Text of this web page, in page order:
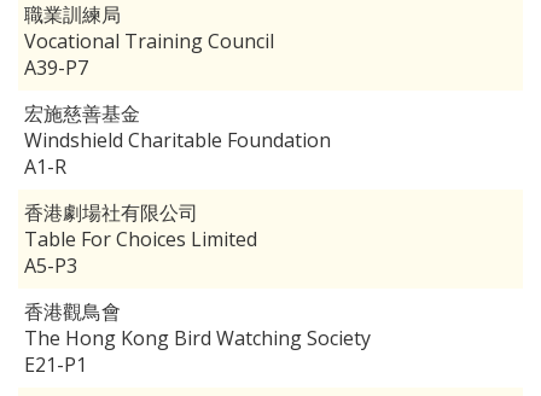
職業訓練局
Vocational Training Council
A39-P7
宏施慈善基金
Windshield Charitable Foundation
A1-R
香港劇場社有限公司
Table For Choices Limited
A5-P3
香港觀鳥會
The Hong Kong Bird Watching Society
E21-P1